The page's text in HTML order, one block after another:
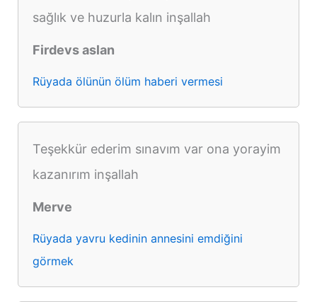
sağlık ve huzurla kalın inşallah
Firdevs aslan
Rüyada ölünün ölüm haberi vermesi
Teşekkür ederim sınavım var ona yorayim
kazanırım inşallah
Merve
Rüyada yavru kedinin annesini emdiğini
görmek